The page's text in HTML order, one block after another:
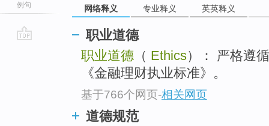
例句
网络释义 专业释义 英英释义
职业道德
职业道德 （ Ethics）： 严格遵
《金融理财执业标准》。
基于766个网页-相关网页
道德规范